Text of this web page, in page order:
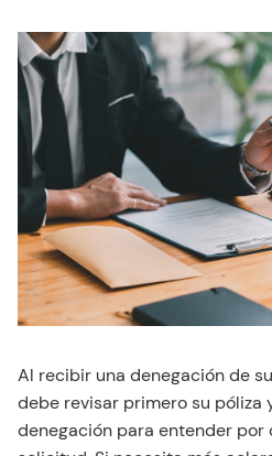
Al recibir una denegación de
debe revisar primero su póliza
denegación para entender por